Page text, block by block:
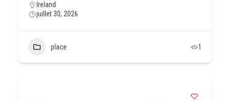
Ireland
juillet 30, 2026
place 1